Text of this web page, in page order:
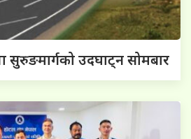
सुरुङमार्गको उदघाट्न सोमबार